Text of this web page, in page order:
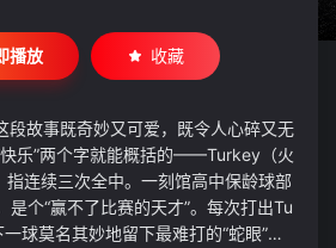
播放 收藏
故事既奇妙又可爱，既令人心碎又无
快乐”两个字就能概括的——Turkey（火
连续三次全中。一刻馆高中保龄球部
是个“赢不了比赛的天才”。每次打出Tu
球莫名其妙地留下最难打的“蛇眼”残